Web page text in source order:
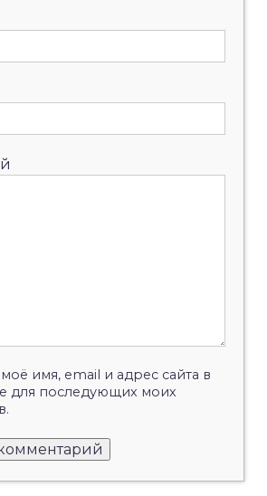
имя, email и адрес сайта в
для последующих моих